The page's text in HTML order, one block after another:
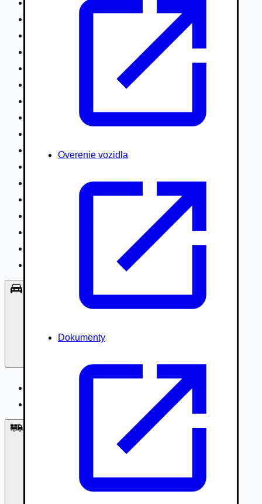
Overenie vozidla
Dokumenty
Nákladné vozidlá nad 7,5t
Vodné/Snežné skútre, štvorkolky
Poľnohospodárske vozidlá / stroje
Hydraulické ruky autožeriavy
Špeciály/nosiče kontajnerov
Návesy/prívesy nadstavby
Lode/člny, lietadlá/vznášadlá
Príslušenstvo, Oblečenie